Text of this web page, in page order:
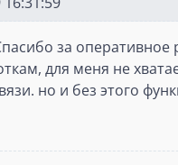
за оперативное
для меня не
но и без этого